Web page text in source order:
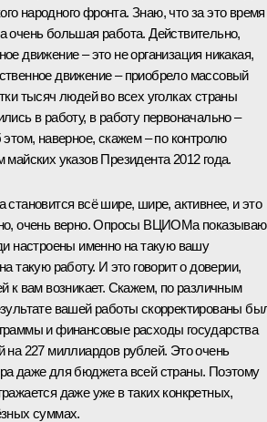
народного фронта. Знаю, что за это время
очень большая работа. Действительно,
движение – это не организация никакая,
движение – приобрело массовый
тысяч людей во всех уголках страны
в работу, в работу первоначально –
наверное, скажем – по контролю
майских указов Президента 2012 года.
становится всё шире, шире, активнее, и это
очень верно. Опросы ВЦИОМа
настроены именно на такую вашу
такую работу. И это говорит о доверии,
к вам возникает. Скажем, по различным
вашей работы скорректированы
и финансовые расходы государства
на 227 миллиардов рублей. Это очень
даже для бюджета всей страны. Поэтому
даже уже в таких конкретных,
суммах.